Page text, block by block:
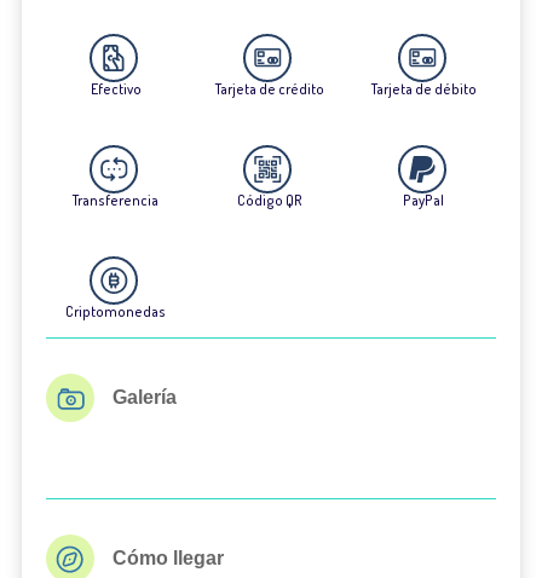
Efectivo Tarjeta de crédito Tarjeta de débito
Transferencia Código QR PayPal
Criptomonedas
Galería
Cómo llegar